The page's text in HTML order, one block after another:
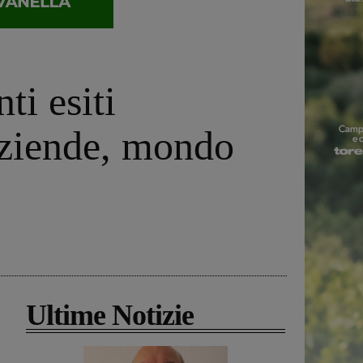
esiti
mondo
Ultime Notizie